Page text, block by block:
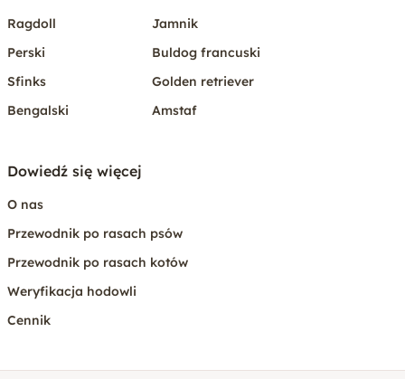
Ragdoll
Perski
Sfinks
Bengalski
Jamnik
Buldog francuski
Golden retriever
Amstaf
Dowiedź się więcej
O nas
Przewodnik po rasach psów
Przewodnik po rasach kotów
Weryfikacja hodowli
Cennik